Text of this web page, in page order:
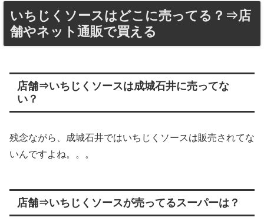
いちじくソースはどこに売ってる？⇒店
舗やネット通販で買える
店舗⇒いちじくソースは成城石井に売ってな
い？
残念ながら、成城石井ではいちじくソースは販売されてな
いんですよね。。。
店舗⇒いちじくソースが売ってるスーパーは？